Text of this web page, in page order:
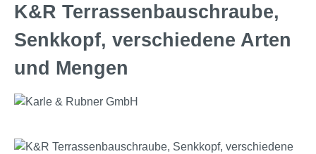
K&R Terrassenbauschraube,
Senkkopf, verschiedene Arten
und Mengen
Bildergalerie überspringen